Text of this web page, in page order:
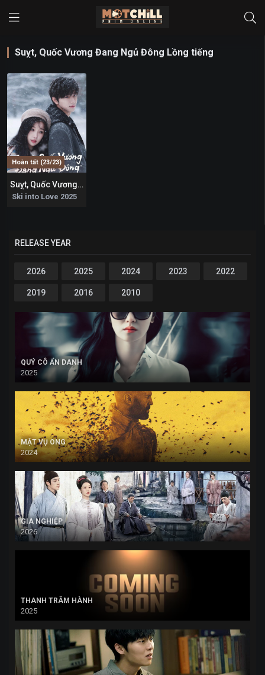
Suỵt, Quốc Vương Đang Ngủ Đông Lồng tiếng
Hoàn tất (23/23)
6.1
Suỵt, Quốc Vương Đang Ngủ Đông
Ski into Love 2025
RELEASE YEAR
2026 2025 2024 2023 2022
2019 2016 2010
QUÝ CÔ ẨN DANH
2025
MẬT VỤ ONG
2024
GIA NGHIỆP
2026
THANH TRÂM HÀNH
2025